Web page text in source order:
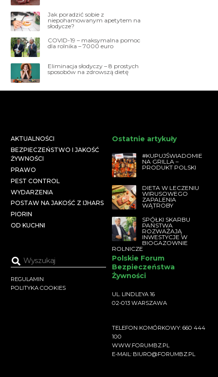
Jak poradzić sobie z
niepohamowanym apetytem na
słodycze?
COVID-19 – maksymalna pomoc
dla rolnika – 7000 euro
Eliminacja słodyczy – 8 prostych
sposobów na zdrowszą dietę
AKTUALNOŚCI
BEZPIECZEŃSTWO I JAKOŚĆ
ŻYWNOŚCI
PRAWO
PEST CONTROL
WYDARZENIA
POSTAW NA JAKOŚĆ Z IJHARS
PIORIN
OD KUCHNI
Ostatnie artykuły
#KUPUJŚWIADOMIE
NA GRILLA –
PRODUKT POLSKI
DIETA W LECZENIU
WIRUSOWEGO
ZAPALENIA
WĄTROBY
SPÓŁKI SKARBU
PAŃSTWA
ROZWAŻAJĄ
INWESTYCJE W
BIOGAZOWNIE
ROLNICZE
REGULAMIN
POLITYKA COOKIES
Polskie Forum
Bezpieczeństwa
Żywności
UL. LINDLEYA 16
02-013 WARSZAWA
TELEFON KOMÓRKOWY: 660 444
100
WWW.FORUMBZ.PL
E-MAIL: BIURO@FORUMBZ.PL